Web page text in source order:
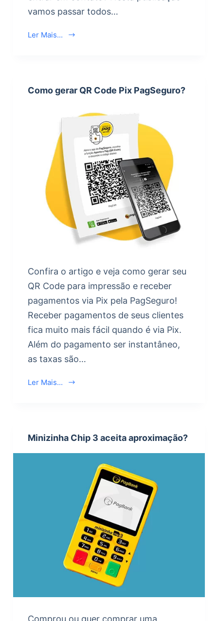
vamos passar todos…
Ler Mais...
Como gerar QR Code Pix PagSeguro?
Confira o artigo e veja como gerar seu
QR Code para impressão e receber
pagamentos via Pix pela PagSeguro!
Receber pagamentos de seus clientes
fica muito mais fácil quando é via Pix.
Além do pagamento ser instantâneo,
as taxas são…
Ler Mais...
Minizinha Chip 3 aceita aproximação?
Comprou ou quer comprar uma